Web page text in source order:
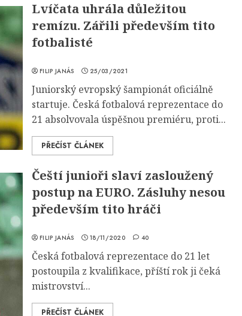
Lvíčata uhrála důležitou
remízu. Zářili především tito
fotbalisté
FILIP JANÁS 25/03/2021
Juniorský evropský šampionát oficiálně
startuje. Česká fotbalová reprezentace do
21 absolvovala úspěšnou premiéru, proti...
PŘEČÍST ČLÁNEK
Čeští junioři slaví zasloužený
postup na EURO. Zásluhy nesou
především tito hráči
FILIP JANÁS 18/11/2020 40
Česká fotbalová reprezentace do 21 let
postoupila z kvalifikace, příští rok ji čeká
mistrovství...
PŘEČÍST ČLÁNEK